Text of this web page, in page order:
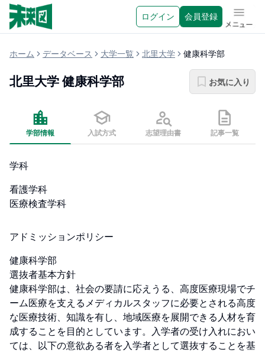
ログイン 会員登録 メニュ
ホーム データベース 大学一覧 北里大学 健康科学部
北里大学 健康科学部 お気に入り
学部情報 入試方式 志望理由書 記事一覧
学科
看護学科
医療検査学科
アドミッションポリシー
健康科学部
選抜者基本方針
健康科学部は、社会の要請に応えうる、高度医療現場でチ
ーム医療を支えるメディカルスタッフに必要とされる高度
な医療技術、知識を有し、地域医療を展開できる人材を育
成することを目的としています。入学者の受け入れにおい
ては、以下の意欲ある者を入学者として選抜することを基